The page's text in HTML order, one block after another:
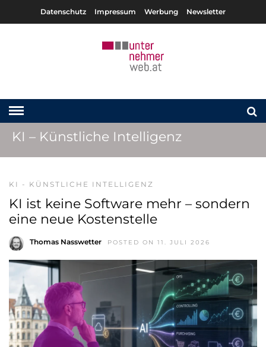
Datenschutz Impressum Werbung Newsletter
KI – Künstliche Intelligenz
KI - KÜNSTLICHE INTELLIGENZ
KI ist keine Software mehr – sondern
eine neue Kostenstelle
Thomas Nasswetter POSTED ON 11. JULI 2026